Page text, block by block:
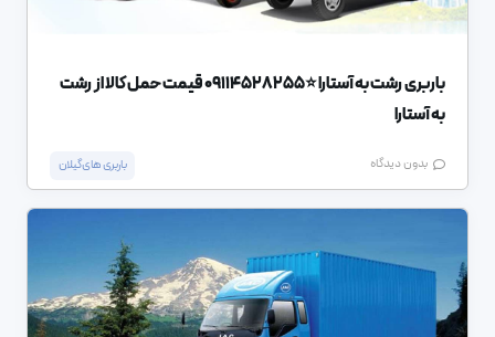
باربری رشت به آستارا ⭐️09114528255 قیمت حمل کالا از رشت
به آستارا
بدون دیدگاه باربری های گیلان